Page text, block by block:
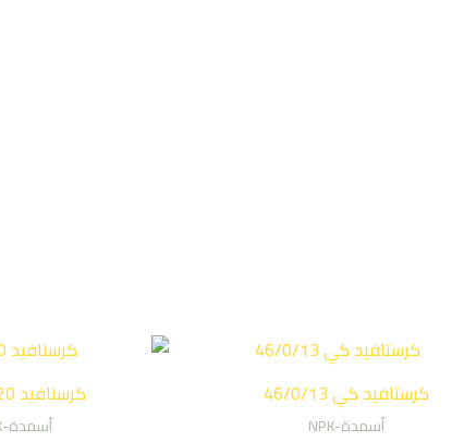
كرستافيد كي 46/0/13
أسمدة-NPK
كرستافيد 20/20/20
أسمدة-NPK